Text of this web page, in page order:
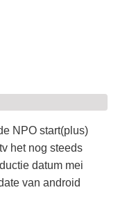
NPO start(plus)
het nog steeds
datum mei
van android